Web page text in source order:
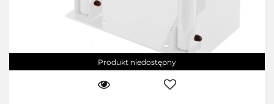
Produkt niedostępny